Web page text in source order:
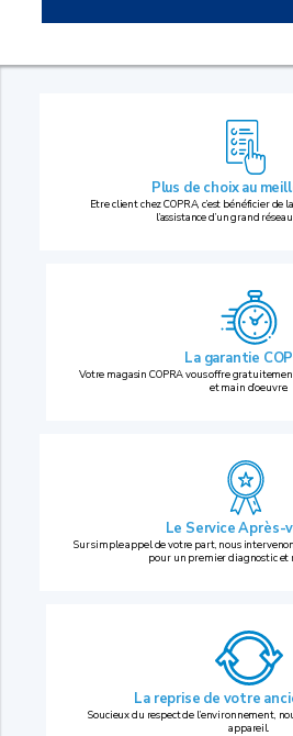
Plus de choix au
Etre client chez COPRA, c’est bénéficier de
l’assistance d’un grand
La garantie
Votre magasin COPRA vous offre
et main d’oeuvre.
Le Service Après-
Sur simple appel de votre part, nous
pour un premier diagnostic et
La reprise de votre
Soucieux du respect de l’environnement,
appareil.